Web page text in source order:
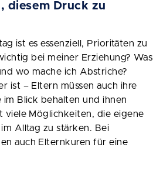
diesem Druck zu
ist es essenziell, Prioritäten zu
bei meiner Erziehung? Was
wo mache ich Abstriche?
ist – Eltern müssen auch ihre
im Blick behalten und ihnen
viele Möglichkeiten, die eigene
Alltag zu stärken. Bei
auch Elternkuren für eine